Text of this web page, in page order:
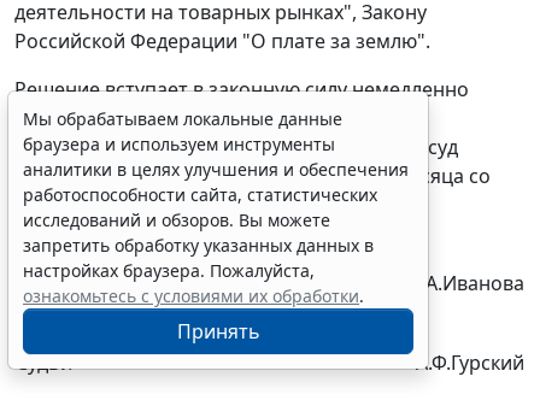
деятельности на товарных рынках", Закону
Российской Федерации "О плате за землю".
Решение вступает в законную силу немедленно
после его принятия. Решение может быть
обжаловано в Федеральный арбитражный суд
Восточно-Сибирского округа в течение месяца со
дня вступления в законную силу.
Председательствующий судья Е.А.Иванова
Судьи А.Ф.Гурский
Мы обрабатываем локальные данные
браузера и используем инструменты
аналитики в целях улучшения и обеспечения
работоспособности сайта, статистических
исследований и обзоров. Вы можете
запретить обработку указанных данных в
настройках браузера. Пожалуйста,
ознакомьтесь с условиями их обработки.
Принять